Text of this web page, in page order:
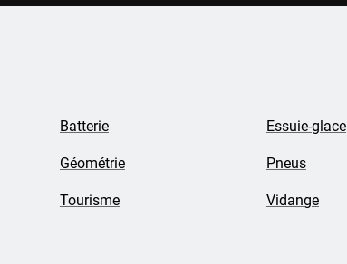
Batterie Essuie-glace
Géométrie Pneus
Tourisme Vidange